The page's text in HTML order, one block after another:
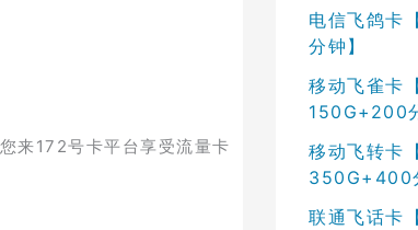
来172号卡平台享受流量卡
电信飞鸽卡
分钟】
移动飞雀卡
150G+200
移动飞转卡
350G+400
联通飞话卡